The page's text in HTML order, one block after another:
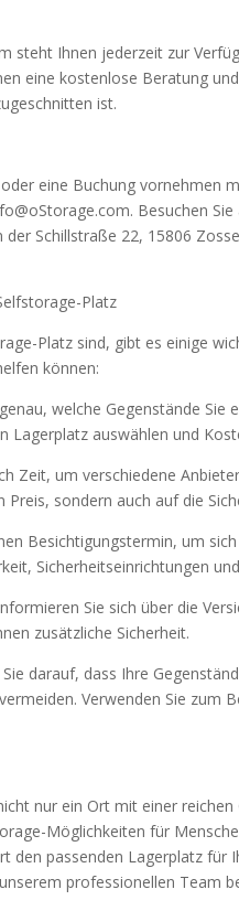
steht Ihnen jederzeit zur
eine kostenlose Beratung
ist.
eine Buchung vornehmen
Besuchen
Schillstraße 22, 15806
Platz
Platz sind, gibt es einige
können:
welche Gegenstände
Lagerplatz auswählen und
Zeit, um verschiedene
sondern auch auf die
Besichtigungstermin, um
Sicherheitseinrichtungen
Sie sich über die
zusätzliche Sicherheit.
darauf, dass Ihre
Verwenden Sie zum
nur ein Ort mit einer reichen
Möglichkeiten für
den passenden Lagerplatz für
professionellen Team